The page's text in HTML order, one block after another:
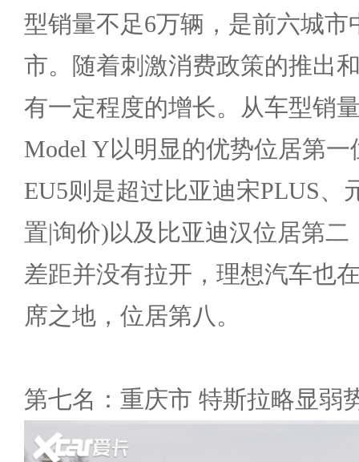
型销量不足6万辆，是前六城市
市。随着刺激消费政策的推出
有一定程度的增长。从车型销
Model Y以明显的优势位居第
EU5则是超过比亚迪宋PLUS、
置|询价)以及比亚迪汉位居第
差距并没有拉开，理想汽车也
席之地，位居第八。
第七名：重庆市 特斯拉略显弱